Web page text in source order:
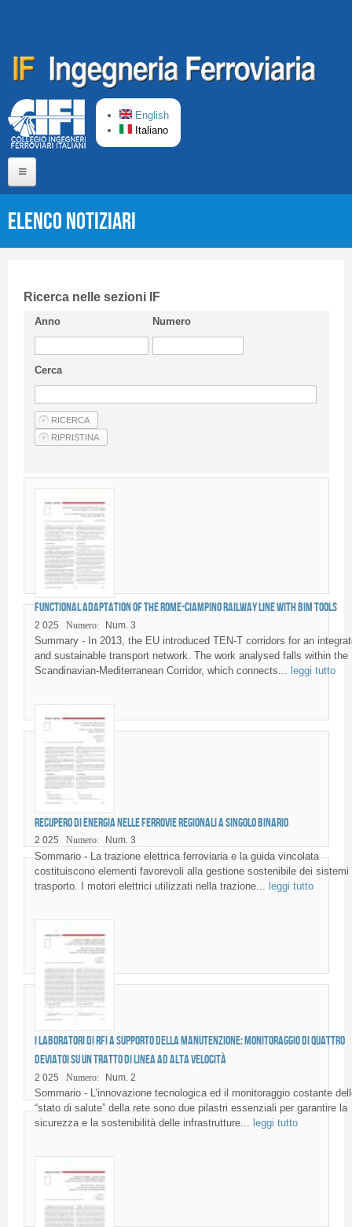
English
Italiano
CIFI in breve
Linee Guida
Privacy Policy
Articoli
Fornitori di prodotti e servizi
Elenco Notiziari
Ricerca nelle sezioni IF
Anno Numero
Cerca
Functional adaptation of the Rome-Ciampino railway line with BIM tools
2 025 Numero: Num. 3
Summary - In 2013, the EU introduced TEN-T corridors for an
and sustainable transport network. The work analysed falls within the
Scandinavian-Mediterranean Corridor, which connects...
leggi tutto
Recupero di energia nelle ferrovie regionali a singolo binario
2 025 Numero: Num. 3
Sommario - La trazione elettrica ferroviaria e la guida vincolata
costituiscono elementi favorevoli alla gestione sostenibile dei sistemi
trasporto. I motori elettrici utilizzati nella trazione... leggi tutto
I Laboratori di RFI a supporto della manutenzione: monitoraggio di quattro
deviatoi su un tratto di linea ad alta velocità
2 025 Numero: Num. 2
Sommario - L’innovazione tecnologica ed il monitoraggio costante
“stato di salute” della rete sono due pilastri essenziali per garantire la
sicurezza e la sostenibilità delle infrastrutture... leggi tutto